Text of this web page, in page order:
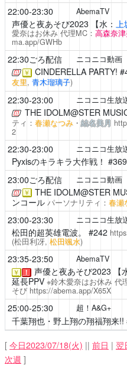
22:00-23:30 AbemaTV
声優と夜あそび2023 【水：
愛奈はお休み 代理MC： 高森奈
ma.app/GWHb
22:30ごろ配信 ニコニコ動画
￥ CINDERELLA PARTY!
友里, 青木瑠璃子)
22:30-23:00 ニコニコ生放
THE IDOLM@STER
ティ： 春瀬なつみ・結名美月
2
22:30-23:00 ニコニコ生放
Pyxisのキラキラ大作戦！ #369
23:00ごろ配信 ニコニコ動画
￥ THE IDOLM@STER
ンコール パーソナリティ： 春瀬
23:00-23:30 ニコニコ生放
松田的超英雄電波。 #242
(松田利冴, 松田颯水)
23:35-23:50 AbemaTV
￥ ！ 声優と夜あそび2023 【
延長PPV ※鈴木愛奈はお休み 代
そび https://abema.app/X65X
25:00-25:30 超！A&G+
千葉翔也・野上翔の翔福翔来!!
[ 今日2023/07/18(火) || 前日 | 翌
次週 ]